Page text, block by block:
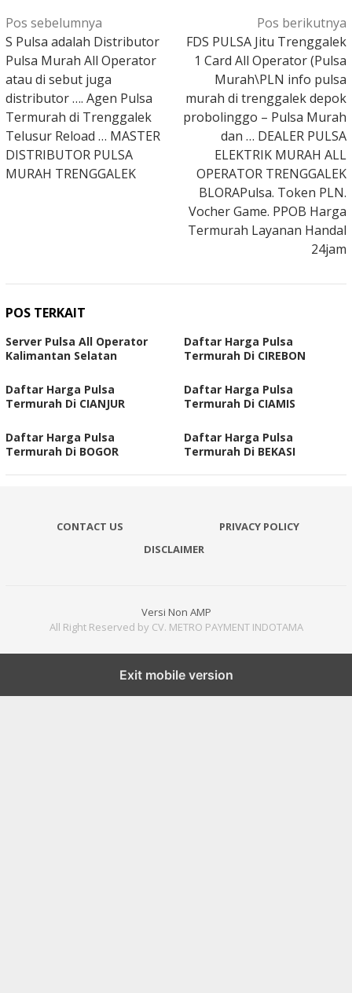
Navigasi
pos
Pos sebelumnya
S Pulsa adalah Distributor
Pulsa Murah All Operator
atau di sebut juga
distributor …. Agen Pulsa
Termurah di Trenggalek
Telusur Reload … MASTER
DISTRIBUTOR PULSA
MURAH TRENGGALEK
Pos berikutnya
FDS PULSA Jitu Trenggalek
1 Card All Operator (Pulsa
Murah\PLN info pulsa
murah di trenggalek depok
probolinggo – Pulsa Murah
dan … DEALER PULSA
ELEKTRIK MURAH ALL
OPERATOR TRENGGALEK
BLORAPulsa. Token PLN.
Vocher Game. PPOB Harga
Termurah Layanan Handal
24jam
POS TERKAIT
Server Pulsa All Operator
Kalimantan Selatan
Daftar Harga Pulsa
Termurah Di CIREBON
Daftar Harga Pulsa
Termurah Di CIANJUR
Daftar Harga Pulsa
Termurah Di CIAMIS
Daftar Harga Pulsa
Termurah Di BOGOR
Daftar Harga Pulsa
Termurah Di BEKASI
CONTACT US
PRIVACY POLICY
DISCLAIMER
Versi Non AMP
All Right Reserved by CV. METRO PAYMENT INDOTAMA
Exit mobile version